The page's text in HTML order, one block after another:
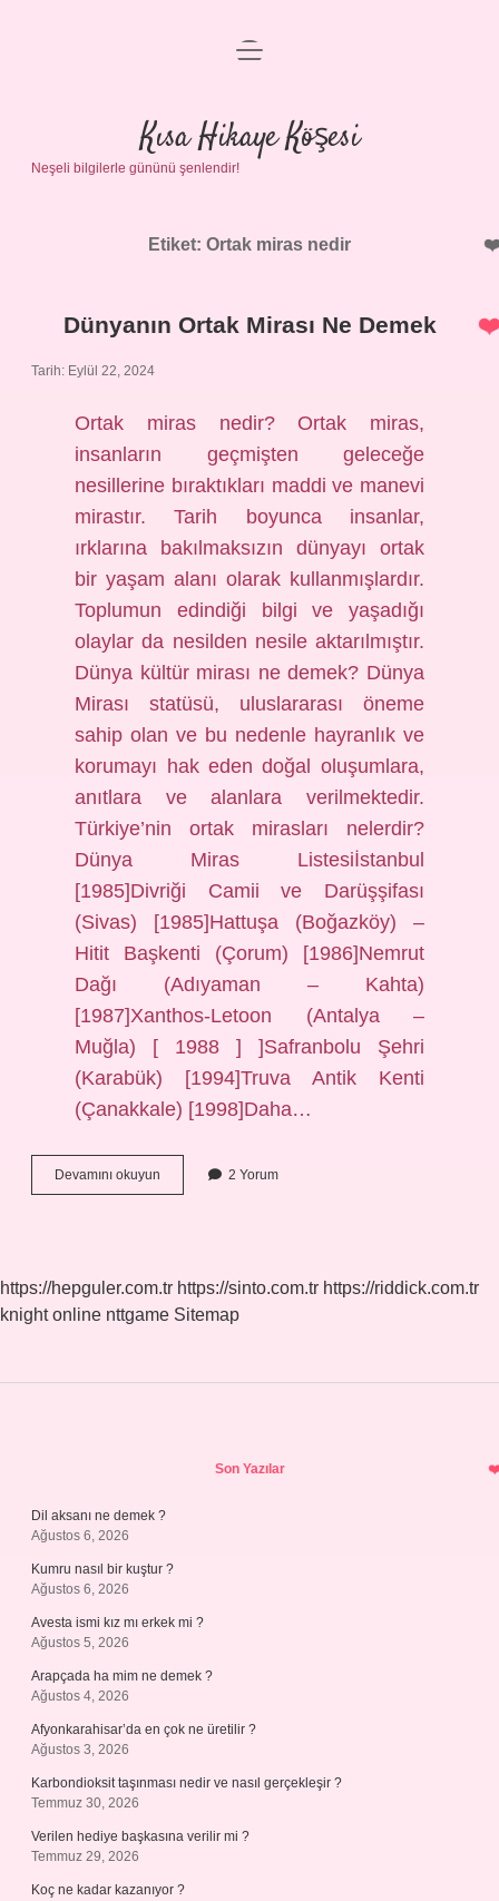
Anasayfa
Gizlilik Politikası
Yasal Uyarı
menüyü
Kısa Hikaye Köşesi
Neşeli bilgilerle gününü şenlendir!
Etiket: Ortak miras nedir
Dünyanın Ortak Mirası Ne Demek
Tarih: Eylül 22, 2024
Ortak miras nedir? Ortak miras,
insanların geçmişten geleceğe
nesillerine bıraktıkları maddi ve manevi
mirastır. Tarih boyunca insanlar,
ırklarına bakılmaksızın dünyayı ortak
bir yaşam alanı olarak kullanmışlardır.
Toplumun edindiği bilgi ve yaşadığı
olaylar da nesilden nesile aktarılmıştır.
Dünya kültür mirası ne demek? Dünya
Mirası statüsü, uluslararası öneme
sahip olan ve bu nedenle hayranlık ve
korumayı hak eden doğal oluşumlara,
anıtlara ve alanlara verilmektedir.
Türkiye’nin ortak mirasları nelerdir?
Dünya Miras Listesiİstanbul
[1985]Divriği Camii ve Darüşşifası
(Sivas) [1985]Hattuşa (Boğazköy) –
Hitit Başkenti (Çorum) [1986]Nemrut
Dağı (Adıyaman – Kahta)
[1987]Xanthos-Letoon (Antalya –
Muğla) [ 1988 ] ]Safranbolu Şehri
(Karabük) [1994]Truva Antik Kenti
(Çanakkale) [1998]Daha…
Devamını okuyun Dünyanın
Ortak
2 Yorum
https://hepguler.com.tr https://sinto.com.tr https://riddick.com.tr
knight online nttgame Sitemap
Son Yazılar
Dil aksanı ne demek ?
Ağustos 6, 2026
Kumru nasıl bir kuştur ?
Ağustos 6, 2026
Avesta ismi kız mı erkek mi ?
Ağustos 5, 2026
Arapçada ha mim ne demek ?
Ağustos 4, 2026
Afyonkarahisar’da en çok ne üretilir ?
Ağustos 3, 2026
Karbondioksit taşınması nedir ve nasıl gerçekleşir ?
Temmuz 30, 2026
Verilen hediye başkasına verilir mi ?
Temmuz 29, 2026
Koç ne kadar kazanıyor ?